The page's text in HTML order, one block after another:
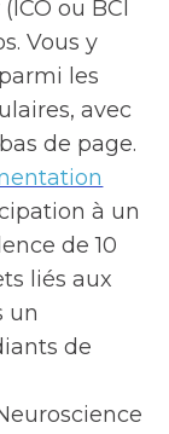
ou BCI
Vous y
les
avec
de page.
à un
de 10
liés aux
un
de